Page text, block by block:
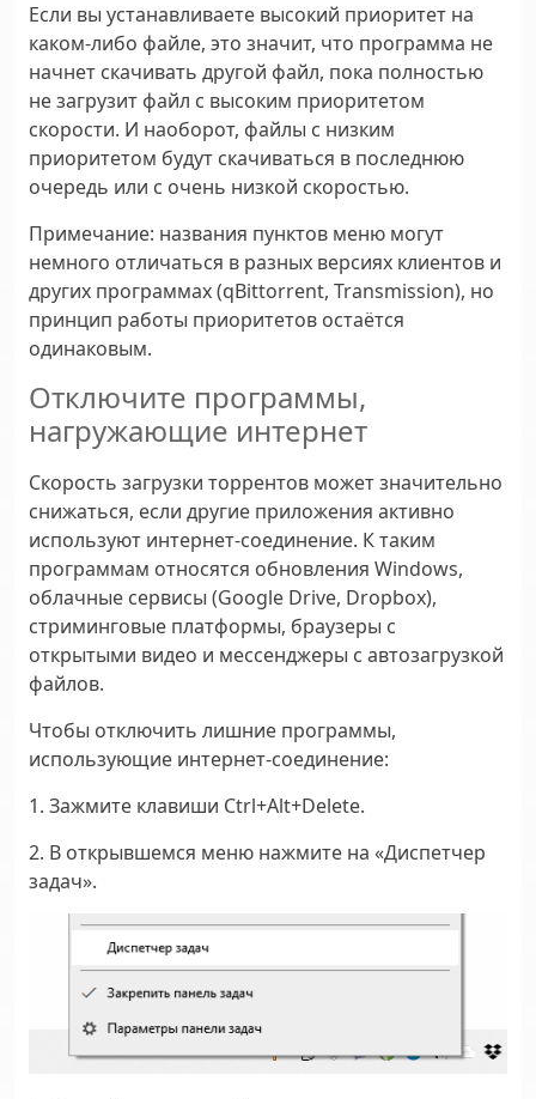
Если вы устанавливаете высокий приоритет на
каком-либо файле, это значит, что программа не
начнет скачивать другой файл, пока полностью
не загрузит файл с высоким приоритетом
скорости. И наоборот, файлы с низким
приоритетом будут скачиваться в последнюю
очередь или с очень низкой скоростью.
Примечание: названия пунктов меню могут
немного отличаться в разных версиях клиентов и
других программах (qBittorrent, Transmission), но
принцип работы приоритетов остаётся
одинаковым.
Отключите программы,
нагружающие интернет
Скорость загрузки торрентов может значительно
снижаться, если другие приложения активно
используют интернет-соединение. К таким
программам относятся обновления Windows,
облачные сервисы (Google Drive, Dropbox),
стриминговые платформы, браузеры с
открытыми видео и мессенджеры с автозагрузкой
файлов.
Чтобы отключить лишние программы,
использующие интернет-соединение:
1. Зажмите клавиши Ctrl+Alt+Delete.
2. В открывшемся меню нажмите на «Диспетчер
задач».